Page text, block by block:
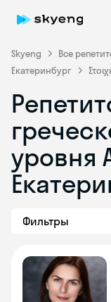
Skyeng Все
Екатеринбург
уровня
Фильтры
Skyeng Chat
online